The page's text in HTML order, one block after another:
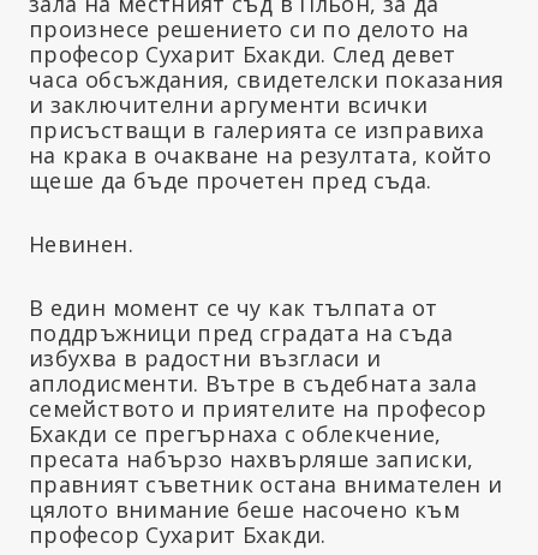
произнесе решението си по делото на
професор Сухарит Бхакди. След девет
часа обсъждания, свидетелски показания
и заключителни аргументи всички
присъстващи в галерията се изправиха
на крака в очакване на резултата, който
щеше да бъде прочетен пред съда.
Невинен.
В един момент се чу как тълпата от
поддръжници пред сградата на съда
избухва в радостни възгласи и
аплодисменти. Вътре в съдебната зала
семейството и приятелите на професор
Бхакди се прегърнаха с облекчение,
пресата набързо нахвърляше записки,
правният съветник остана внимателен и
цялото внимание беше насочено към
професор Сухарит Бхакди.